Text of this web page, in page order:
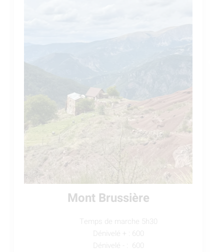
Mont Brussière
Temps de marche 5h30
Dénivelé + : 600
Dénivelé - : 600